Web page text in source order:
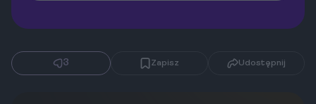
3 Zapisz Udostępnij